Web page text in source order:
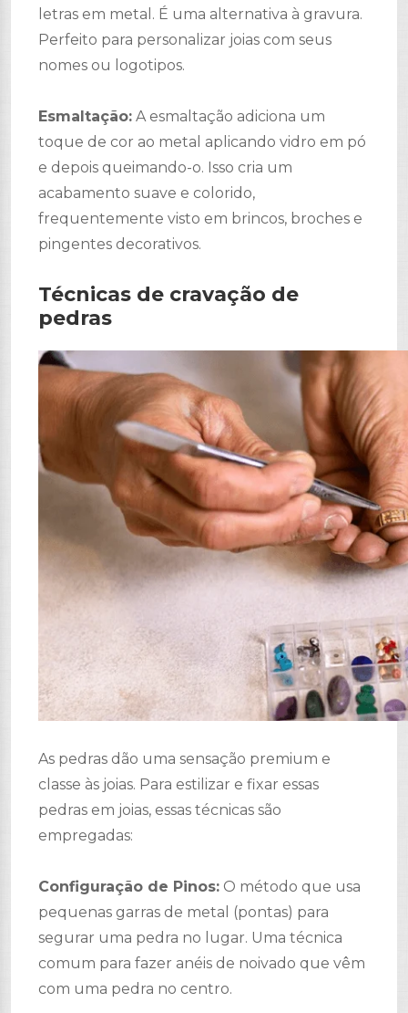
letras em metal. É uma alternativa à gravura.
Perfeito para personalizar joias com seus
nomes ou logotipos.
Esmaltação: A esmaltação adiciona um
toque de cor ao metal aplicando vidro em pó
e depois queimando-o. Isso cria um
acabamento suave e colorido,
frequentemente visto em brincos, broches e
pingentes decorativos.
Técnicas de cravação de
pedras
As pedras dão uma sensação premium e
classe às joias. Para estilizar e fixar essas
pedras em joias, essas técnicas são
empregadas:
Configuração de Pinos: O método que usa
pequenas garras de metal (pontas) para
segurar uma pedra no lugar. Uma técnica
comum para fazer anéis de noivado que vêm
com uma pedra no centro.